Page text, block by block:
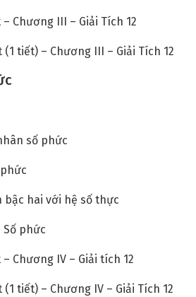
Chương III – Giải Tích 12
tiết) – Chương III – Giải Tích 12
số phức
hai với hệ số thực
Số phức
Chương IV – Giải tích 12
tiết) – Chương IV – Giải Tích 12